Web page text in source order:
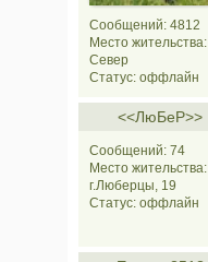
Сообщений: 4812
Место жительства:
Север
Статус: оффлайн
<<ЛюБеР>>
Сообщений: 74
Место жительства:
г.Люберцы, 19
Статус: оффлайн